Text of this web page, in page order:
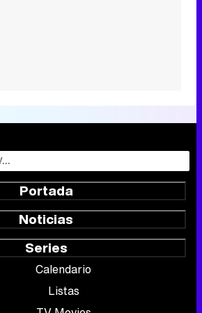
Portada
Noticias
Series
Calendario
Listas